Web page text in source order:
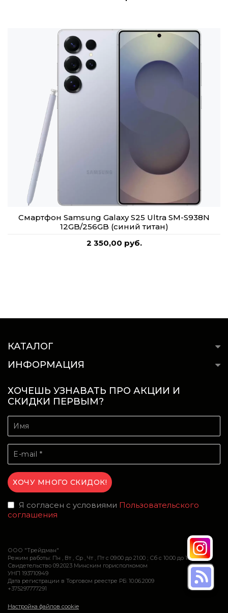
Смартфон Samsung Galaxy S25 Ultra SM-S938N
12GB/256GB (синий титан)
2 350,00 руб.
КАТАЛОГ
ИНФОРМАЦИЯ
ХОЧЕШЬ УЗНАВАТЬ ПРО АКЦИИ И
СКИДКИ ПЕРВЫМ?
Я согласен с условиями Пользовательского
соглашения
ООО "Трейдман"
Режим работы: Пн , Вт , Ср , Чт , Пт c 09:00 до 21:00 ; Сб c 10:00 до 16:00
Свидетельство 09.2023 Минским горисполкомом
УНП 193710949
Дата регистрации в Торговом реестре РБ: 10.06.2009
+375297777291
Настройка файлов cookie